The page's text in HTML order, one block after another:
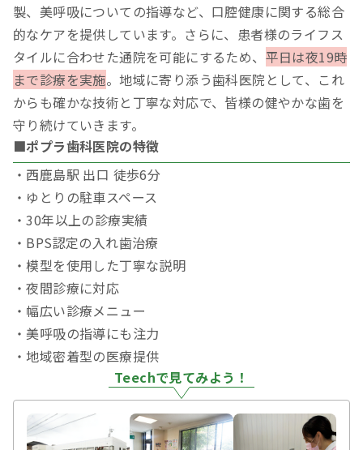
製、美呼吸についての指導など、口腔健康に関する総合
的なケアを提供しています。さらに、患者様のライフス
タイルに合わせた通院を可能にするため、 平日は夜19時
まで診療を実施。地域に寄り添う歯科医院として、これ
からも確かな技術と丁寧な対応で、皆様の健やかな歯を
守り続けていきます。
■ポプラ歯科医院の特徴
・西鹿島駅 出口 徒歩6分
・ゆとりの駐車スペース
・30年以上の診療実績
・BPS認定の入れ歯治療
・模型を使用した丁寧な説明
・夜間診療に対応
・幅広い診療メニュー
・美呼吸の指導にも注力
・地域密着型の医療提供
Teechで見てみよう！